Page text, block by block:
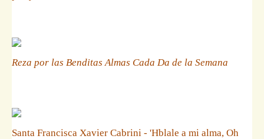
Reza por las Benditas Almas Cada Da de la Semana
Santa Francisca Xavier Cabrini - 'Hblale a mi alma, Oh